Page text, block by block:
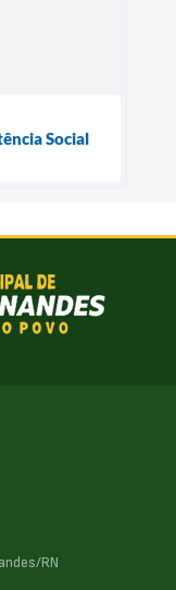
Social
RN